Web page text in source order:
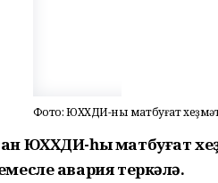
Фото: ЮХХДИ-ның матбуғат
ЮХХДИ-һы матбуғат
авария теркәлә.